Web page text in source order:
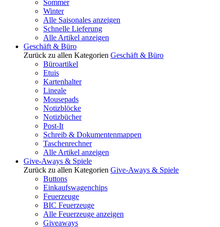
Sommer
Winter
Alle Saisonales anzeigen
Schnelle Lieferung
Alle Artikel anzeigen
Geschäft & Büro
Zurück zu allen Kategorien Geschäft & Büro
Büroartikel
Etuis
Kartenhalter
Lineale
Mousepads
Notizblöcke
Notizbücher
Post-It
Schreib & Dokumentenmappen
Taschenrechner
Alle Artikel anzeigen
Give-Aways & Spiele
Zurück zu allen Kategorien Give-Aways & Spiele
Buttons
Einkaufswagenchips
Feuerzeuge
BIC Feuerzeuge
Alle Feuerzeuge anzeigen
Giveaways